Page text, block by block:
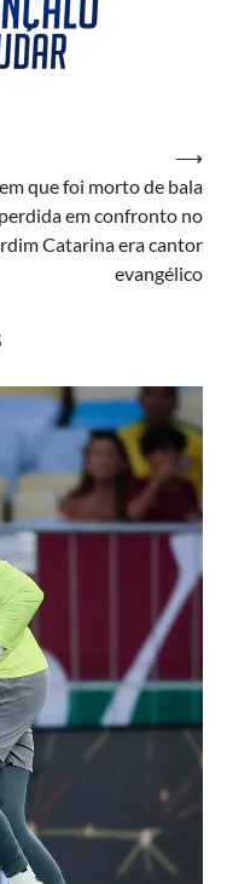
que foi morto de bala
perdida em confronto no
Catarina era cantor
evangélico
⟶